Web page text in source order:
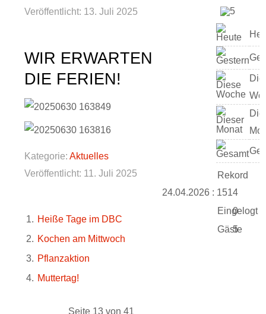
Veröffentlicht: 13. Juli 2025
WIR ERWARTEN
DIE FERIEN!
Kategorie:Aktuelles
Veröffentlicht: 11. Juli 2025
Heiße Tage im DBC
Kochen am Mittwoch
Pflanzaktion
Muttertag!
Seite 13 von 41
Rekord
24.04.2026 : 1514
Eingelogt
0
Gäste
5